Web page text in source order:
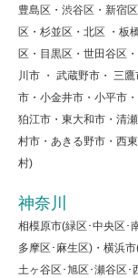
豊島区・渋谷区・新宿
区・杉並区・北区 ・板
区・目黒区・世田谷区
川市 ・ 武蔵野市・ 三
市・小金井市・小平市
狛江市・東大和市・清
村市・あきる野市・西
村)
神奈川
相模原市(緑区･中央区･
多摩区･麻生区)・横浜
土ヶ谷区･旭区･瀬谷区･